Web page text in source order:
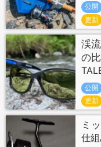
公開
更新
渓
の
公開
更新
ミ
仕